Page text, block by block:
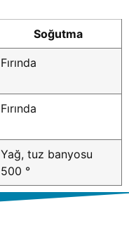
Soğutma
Fırında
Fırında
Yağ, tuz banyosu
500 °